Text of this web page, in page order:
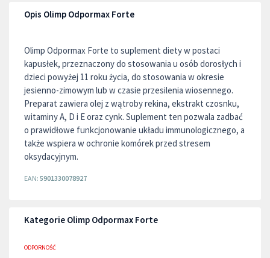
Opis Olimp Odpormax Forte
Olimp Odpormax Forte to suplement diety w postaci
kapusłek, przeznaczony do stosowania u osób dorosłych i
dzieci powyżej 11 roku życia, do stosowania w okresie
jesienno-zimowym lub w czasie przesilenia wiosennego.
Preparat zawiera olej z wątroby rekina, ekstrakt czosnku,
witaminy A, D i E oraz cynk. Suplement ten pozwala zadbać
o prawidłowe funkcjonowanie układu immunologicznego, a
także wspiera w ochronie komórek przed stresem
oksydacyjnym.
EAN: 5901330078927
Kategorie Olimp Odpormax Forte
ODPORNOŚĆ